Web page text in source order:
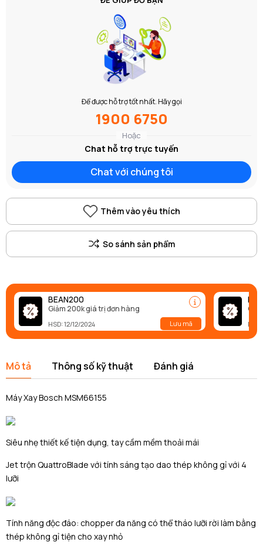
Để được hỗ trợ tốt nhất. Hãy gọi
1900 6750
Hoặc
Chat hỗ trợ trực tuyến
Chat với chúng tôi
Thêm vào yêu thích
BEAN200
Giảm 200k giá trị đơn hàng
HSD: 12/12/2024 Lưu mã
Mô tả Thông số kỹ thuật Đánh giá
Máy Xay Bosch MSM66155
Siêu nhẹ thiết kế tiện dụng, tay cầm mềm thoải mái
Jet trộn QuattroBlade với tính sáng tạo dao thép không gỉ với 4
lưỡi
Tính năng độc đáo: chopper đa năng có thể tháo lưỡi rời làm bằng
thép không gỉ tiện cho xay nhỏ